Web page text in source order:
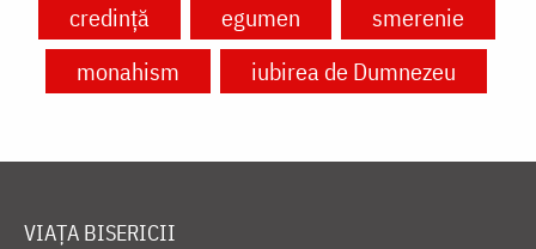
credință
egumen
smerenie
monahism
iubirea de Dumnezeu
VIAȚA BISERICII